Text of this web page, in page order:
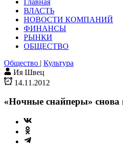
ВЛАСТЬ
НОВОСТИ КОМПАНИЙ
ФИНАНСЫ
РЫНКИ
ОБЩЕСТВО
Общество | Культура
Ия Швец
14.11.2012
«Ночные снайперы» снова